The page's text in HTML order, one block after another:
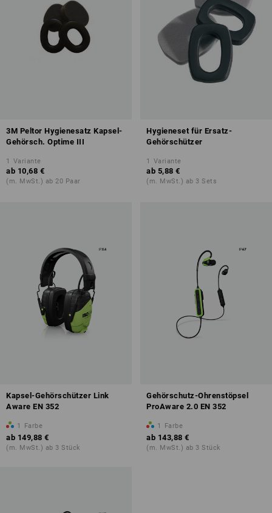
3M Peltor Hygienesatz Kapsel-
Gehörsch. Optime III
1 Variante
ab 10,68 €
(m. MwSt.) ab 20 Paar
Hygieneset für Ersatz-
Gehörschützer
1 Variante
ab 5,88 €
(m. MwSt.) ab 3 Sets
Kapsel-Gehörschützer Link
Aware EN 352
1 Farbe
ab 149,88 €
(m. MwSt.) ab 3 Stück
Gehörschutz-Ohrenstöpsel
ProAware 2.0 EN 352
1 Farbe
ab 143,88 €
(m. MwSt.) ab 3 Stück